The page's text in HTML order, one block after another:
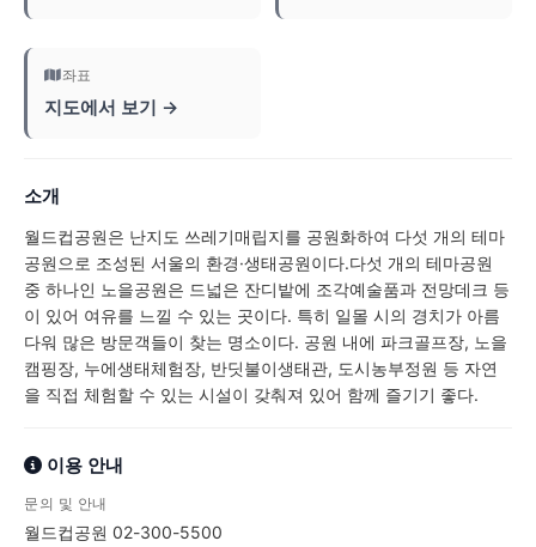
좌표
지도에서 보기 →
소개
월드컵공원은 난지도 쓰레기매립지를 공원화하여 다섯 개의 테마
공원으로 조성된 서울의 환경·생태공원이다.다섯 개의 테마공원
중 하나인 노을공원은 드넓은 잔디밭에 조각예술품과 전망데크 등
이 있어 여유를 느낄 수 있는 곳이다. 특히 일몰 시의 경치가 아름
다워 많은 방문객들이 찾는 명소이다. 공원 내에 파크골프장, 노을
캠핑장, 누에생태체험장, 반딧불이생태관, 도시농부정원 등 자연
을 직접 체험할 수 있는 시설이 갖춰져 있어 함께 즐기기 좋다.
이용 안내
문의 및 안내
월드컵공원 02-300-5500